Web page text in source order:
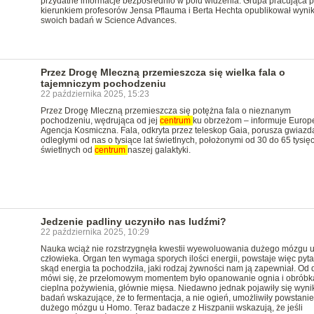
kierunkiem profesorów Jensa Pflauma i Berta Hechta opublikował
swoich badań w Science Advances.
Przez Drogę Mleczną przemieszcza się wielka fala o
tajemniczym pochodzeniu
22 października 2025, 15:23
Przez Drogę Mleczną przemieszcza się potężna fala o nieznanym
pochodzeniu, wędrująca od jej centrum ku obrzeżom – informuje
Agencja Kosmiczna. Fala, odkryta przez teleskop Gaia, porusza
odległymi od nas o tysiące lat świetlnych, położonymi od 30 do 65
świetlnych od centrum naszej galaktyki.
Jedzenie padliny uczyniło nas ludźmi?
22 października 2025, 10:29
Nauka wciąż nie rozstrzygnęła kwestii wyewoluowania dużego mózgu u
człowieka. Organ ten wymaga sporych ilości energii, powstaje więc
skąd energia ta pochodziła, jaki rodzaj żywności nam ją zapewniał. Od
mówi się, że przełomowym momentem było opanowanie ognia i
cieplna pożywienia, głównie mięsa. Niedawno jednak pojawiły się
badań wskazujące, że to fermentacja, a nie ogień, umożliwiły powstanie
dużego mózgu u Homo. Teraz badacze z Hiszpanii wskazują, że jeśli